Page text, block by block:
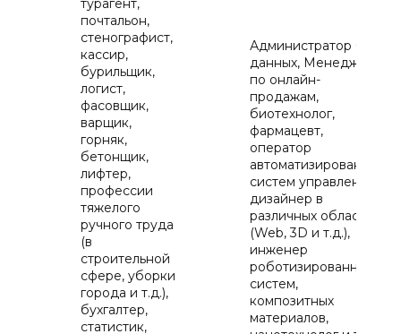
турагент,
почтальон,
стенографист,
кассир,
бурильщик,
логист,
фасовщик,
варщик,
горняк,
бетонщик,
лифтер,
профессии
тяжелого
ручного труда
(в
строительной
сфере, уборки
города и т.д.),
бухгалтер,
статистик,
Администратор баз
данных, Менеджер
по онлайн-
продажам,
биотехнолог,
фармацевт,
оператор
автоматизированных
систем управления,
дизайнер в
различных областях
(Web, 3D и т.д.),
инженер
роботизированных
систем,
композитных
материалов,